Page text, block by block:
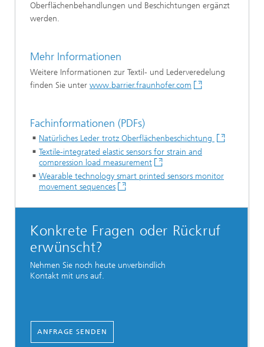
Oberflächenbehandlungen und Beschichtungen ergänzt
werden.
Mehr Informationen
Weitere Informationen zur Textil- und Lederveredelung
finden Sie unter www.barrier.fraunhofer.com
Fachinformationen (PDFs)
Natürliches Leder trotz Oberflächenbeschichtung
Textile-integrated elastic sensors for strain and
compression load measurement
Wearable technology smart printed sensors monitor
movement sequences
Konkrete Fragen oder Rückruf
erwünscht?
Nehmen Sie noch heute unverbindlich
Kontakt mit uns auf.
ANFRAGE SENDEN